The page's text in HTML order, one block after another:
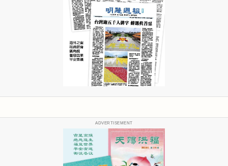
ADVERTISEMENT